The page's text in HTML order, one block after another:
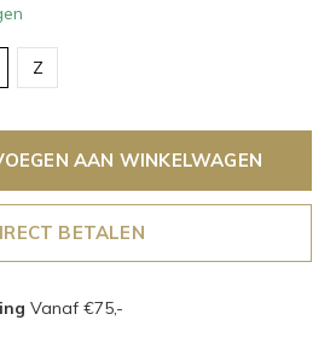
Z
AAN WINKELWAGEN
BETALEN
Vanaf €75,-